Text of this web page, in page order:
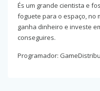
És um grande cientista e
foguete para o espaço, no
ganha dinheiro e investe
conseguires.
Programador: